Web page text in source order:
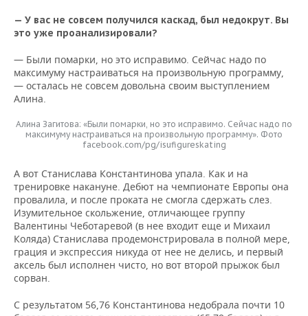
— У вас не совсем получился каскад, был недокрут. Вы
это уже проанализировали?
— Были помарки, но это исправимо. Сейчас надо по
максимуму настраиваться на произвольную программу,
— осталась не совсем довольна своим выступлением
Алина.
Алина Загитова: «Были помарки, но это исправимо. Сейчас надо по
максимуму настраиваться на произвольную программу». Фото
facebook.com/pg/isufigureskating
А вот Станислава Константинова упала. Как и на
тренировке накануне. Дебют на чемпионате Европы она
провалила, и после проката не смогла сдержать слез.
Изумительное скольжение, отличающее группу
Валентины Чеботаревой (в нее входит еще и Михаил
Коляда) Станислава продемонстрировала в полной мере,
грация и экспрессия никуда от нее не делись, и первый
аксель был исполнен чисто, но вот второй прыжок был
сорван.
С результатом 56,76 Константинова недобрала почти 10